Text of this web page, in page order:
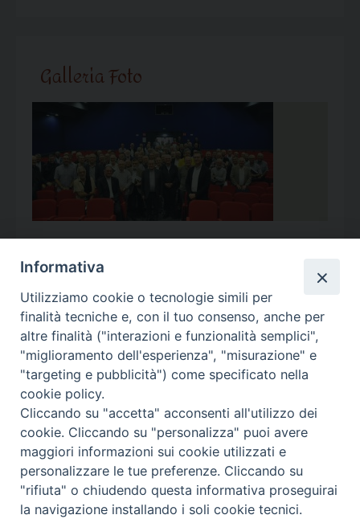
Galleria Foto
Calendario Appuntamenti
<< Ago 2026 >>
l m m g v s
d
28
3
4 5 6 7 8
9
10
11 12 13 14 15
17
18 19 21
24 25 26 27 28 29 30
Informativa
Utilizziamo cookie o tecnologie simili per
finalità tecniche e, con il tuo consenso, anche per
altre finalità ("interazioni e funzionalità semplici",
"miglioramento dell'esperienza", "misurazione" e
"targeting e pubblicità") come specificato nella
cookie policy.
Cliccando su "accetta" acconsenti all'utilizzo dei
cookie. Cliccando su "personalizza" puoi avere
maggiori informazioni sui cookie utilizzati e
personalizzare le tue preferenze. Cliccando su
"rifiuta" o chiudendo questa informativa proseguirai
la navigazione installando i soli cookie tecnici.